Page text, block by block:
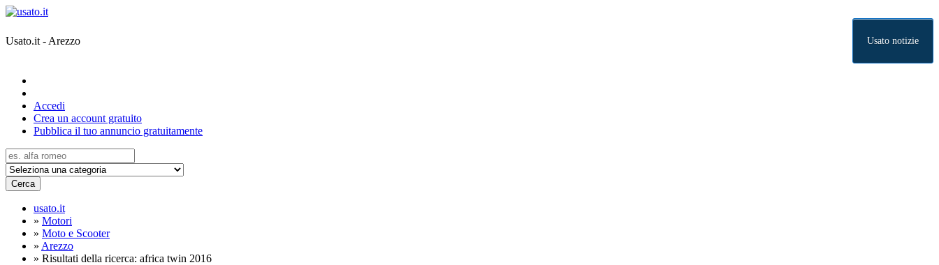
Usato.it - Arezzo Usato notizie
Accedi
Crea un account gratuito
Pubblica il tuo annuncio gratuitamente
Cerca
usato.it
» Motori
» Moto e Scooter
» Arezzo
» Risultati della ricerca: africa twin 2016